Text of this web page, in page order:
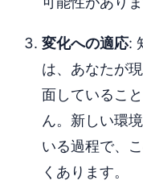
変化への適応:
は、あなたが
面しているこ
ん。新しい環
いる過程で、
くあります。